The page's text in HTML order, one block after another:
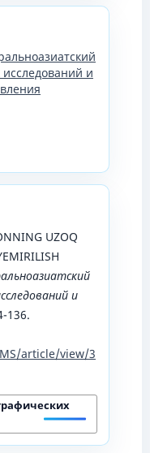
и
UZOQ
и
136.
article/view/3